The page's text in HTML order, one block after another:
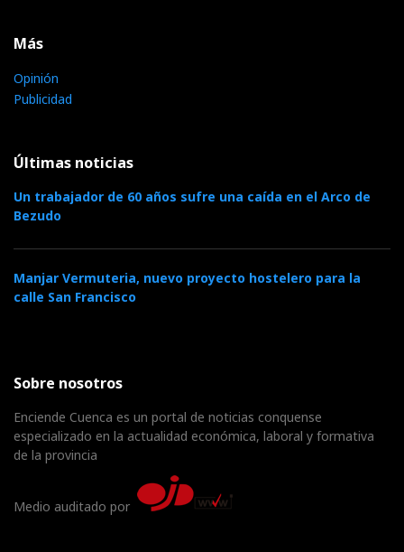
Más
Opinión
Publicidad
Últimas noticias
Un trabajador de 60 años sufre una caída en el Arco de
Bezudo
Manjar Vermuteria, nuevo proyecto hostelero para la
calle San Francisco
Sobre nosotros
Enciende Cuenca es un portal de noticias conquense
especializado en la actualidad económica, laboral y formativa
de la provincia
Medio auditado por